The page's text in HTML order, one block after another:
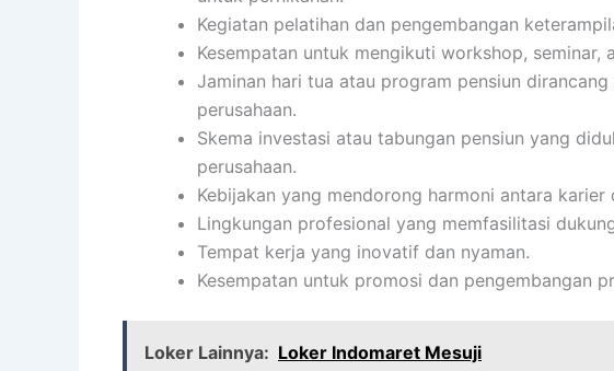
Kegiatan pelatihan dan pengembangan
Kesempatan untuk mengikuti workshop, seminar,
Jaminan hari tua atau program pensiun
perusahaan.
Skema investasi atau tabungan pensiun yang
perusahaan.
Kebijakan yang mendorong harmoni antara karier
Lingkungan profesional yang memfasilitasi
Tempat kerja yang inovatif dan nyaman.
Kesempatan untuk promosi dan pengembangan
Loker Lainnya: Loker Indomaret Mesuji